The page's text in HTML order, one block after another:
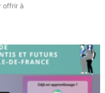
offrir à